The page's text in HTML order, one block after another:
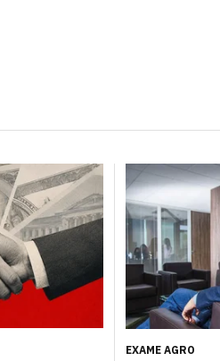
EXAME AGRO